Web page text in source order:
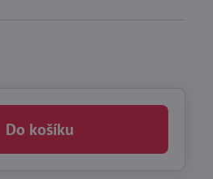
Do košíku